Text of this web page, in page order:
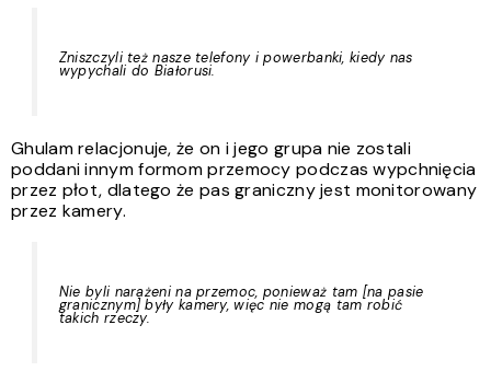
Zniszczyli też nasze telefony i powerbanki, kiedy nas
wypychali do Białorusi.
Ghulam relacjonuje, że on i jego grupa nie zostali
poddani innym formom przemocy podczas wypchnięcia
przez płot, dlatego że pas graniczny jest monitorowany
przez kamery.
Nie byli narażeni na przemoc, ponieważ tam [na pasie
granicznym] były kamery, więc nie mogą tam robić
takich rzeczy.